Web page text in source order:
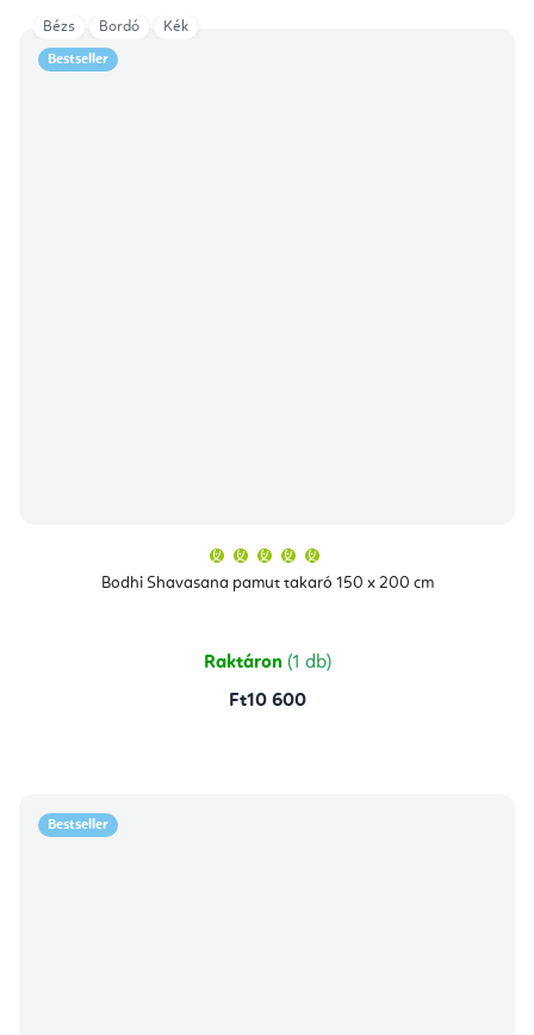
Bestseller
Bodhi Shavasana pamut takaró 150 x 200 cm
átlagos
értékelése
csillag.
Raktáron (1 db)
Ft10 600
Bézs Bordó Kék
Bestseller